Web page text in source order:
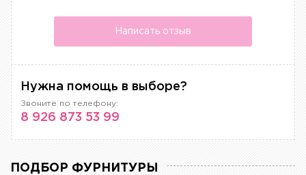
Написать отзыв
Нужна помощь в выборе?
Звоните по телефону:
8 926 873 53 99
ПОДБОР ФУРНИТУРЫ